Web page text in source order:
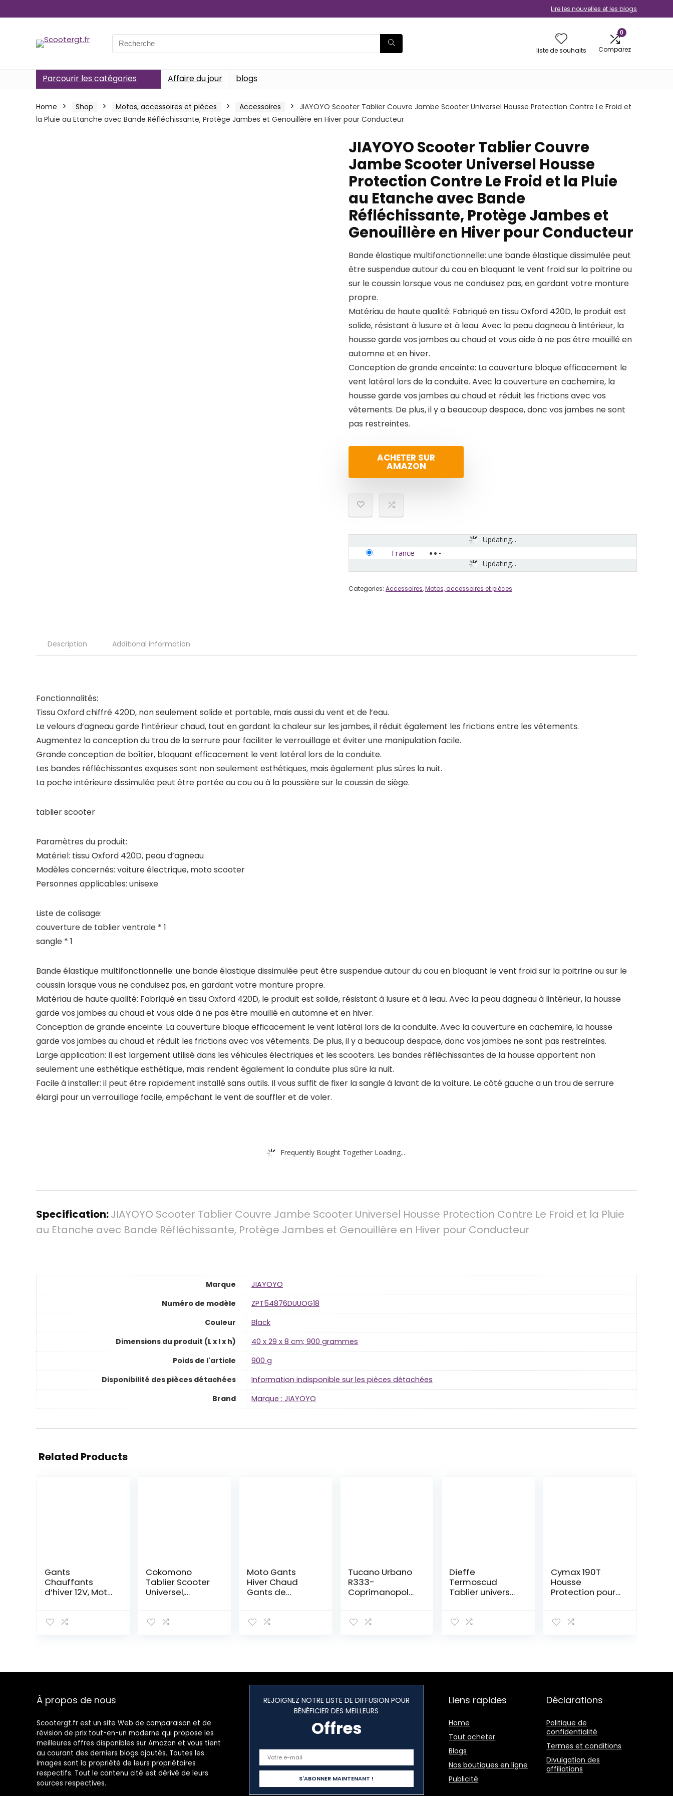
Lire les nouvelles et les blogs
Search
for:
liste de souhaits
0
Comparez
Parcourir les catégories Affaire du jour blogs
Home Shop Motos, accessoires et pièces Accessoires
JIAYOYO Scooter Tablier Couvre Jambe Scooter Universel Housse Protection Contre Le Froid et
la Pluie au Etanche avec Bande Réfléchissante, Protège Jambes et Genouillère en Hiver pour Conducteur
JIAYOYO Scooter Tablier Couvre
Jambe Scooter Universel Housse
Protection Contre Le Froid et la Pluie
au Etanche avec Bande
Réfléchissante, Protège Jambes et
Genouillère en Hiver pour Conducteur
Bande élastique multifonctionnelle: une bande élastique dissimulée peut
être suspendue autour du cou en bloquant le vent froid sur la poitrine ou
sur le coussin lorsque vous ne conduisez pas, en gardant votre monture
propre.
Matériau de haute qualité: Fabriqué en tissu Oxford 420D, le produit est
solide, résistant à lusure et à leau. Avec la peau dagneau à lintérieur, la
housse garde vos jambes au chaud et vous aide à ne pas être mouillé en
automne et en hiver.
Conception de grande enceinte: La couverture bloque efficacement le
vent latéral lors de la conduite. Avec la couverture en cachemire, la
housse garde vos jambes au chaud et réduit les frictions avec vos
vêtements. De plus, il y a beaucoup despace, donc vos jambes ne sont
pas restreintes.
ACHETER SUR
AMAZON
Updating...
Updating...
France -
Categories: Accessoires,Motos, accessoires et pièces
Description Additional information
Fonctionnalités:
Tissu Oxford chiffré 420D, non seulement solide et portable, mais aussi du vent et de l’eau.
Le velours d’agneau garde l’intérieur chaud, tout en gardant la chaleur sur les jambes, il réduit également les frictions entre les vêtements.
Augmentez la conception du trou de la serrure pour faciliter le verrouillage et éviter une manipulation facile.
Grande conception de boîtier, bloquant efficacement le vent latéral lors de la conduite.
Les bandes réfléchissantes exquises sont non seulement esthétiques, mais également plus sûres la nuit.
La poche intérieure dissimulée peut être portée au cou ou à la poussière sur le coussin de siège.
tablier scooter
Paramètres du produit:
Matériel: tissu Oxford 420D, peau d’agneau
Modèles concernés: voiture électrique, moto scooter
Personnes applicables: unisexe
Liste de colisage:
couverture de tablier ventrale * 1
sangle * 1
Bande élastique multifonctionnelle: une bande élastique dissimulée peut être suspendue autour du cou en bloquant le vent froid sur la poitrine ou sur le
coussin lorsque vous ne conduisez pas, en gardant votre monture propre.
Matériau de haute qualité: Fabriqué en tissu Oxford 420D, le produit est solide, résistant à lusure et à leau. Avec la peau dagneau à lintérieur, la housse
garde vos jambes au chaud et vous aide à ne pas être mouillé en automne et en hiver.
Conception de grande enceinte: La couverture bloque efficacement le vent latéral lors de la conduite. Avec la couverture en cachemire, la housse
garde vos jambes au chaud et réduit les frictions avec vos vêtements. De plus, il y a beaucoup despace, donc vos jambes ne sont pas restreintes.
Large application: Il est largement utilisé dans les véhicules électriques et les scooters. Les bandes réfléchissantes de la housse apportent non
seulement une esthétique esthétique, mais rendent également la conduite plus sûre la nuit.
Facile à installer: il peut être rapidement installé sans outils. Il vous suffit de fixer la sangle à lavant de la voiture. Le côté gauche a un trou de serrure
élargi pour un verrouillage facile, empêchant le vent de souffler et de voler.
Frequently Bought Together Loading...
Specification:JIAYOYO Scooter Tablier Couvre Jambe Scooter Universel Housse Protection Contre Le Froid et la Pluie
au Etanche avec Bande Réfléchissante, Protège Jambes et Genouillère en Hiver pour Conducteur
Marque
‎JIAYOYO
Numéro de modèle
‎ZPT54876DUUOG18
Couleur
‎Black
Dimensions du produit (L x l x h)
‎40 x 29 x 8 cm; 900 grammes
Poids de l'article
‎900 g
Disponibilité des pièces détachées
‎Information indisponible sur les pièces détachées
Brand
Marque : JIAYOYO
Related Products
Gants
Chauffants
d’hiver 12V, Moto
Batterie
avec régulateur
d’hiver pour Le
Extérieur
Cokomono
Tablier Scooter
Universel,
Jambe Scooter
Vent, la Pluie et
Noir
Moto Gants
Hiver Chaud
Gants de
Coupe-Vent
Tucano Urbano
R333-
Coprimanopole
specchietti, Noir
Dieffe
Termoscud
Tablier universel
intérieure
Cymax 190T
Housse
Protection pour
Polyester
Poussière/Neige
À propos de nous
Scootergt.fr est un site Web de comparaison et de
révision de prix tout-en-un moderne qui propose les
meilleures offres disponibles sur Amazon et vous tient
au courant des derniers blogs ajoutés. Toutes les
images sont la propriété de leurs propriétaires
respectifs. Tout le contenu cité est dérivé de leurs
sources respectives.
REJOIGNEZ NOTRE LISTE DE DIFFUSION POUR
BÉNÉFICIER DES MEILLEURS
Offres
Liens rapides
Home
Tout acheter
Blogs
Nos boutiques en ligne
Publicité
Déclarations
Politique de
confidentialité
Termes et conditions
Divulgation des
affiliations